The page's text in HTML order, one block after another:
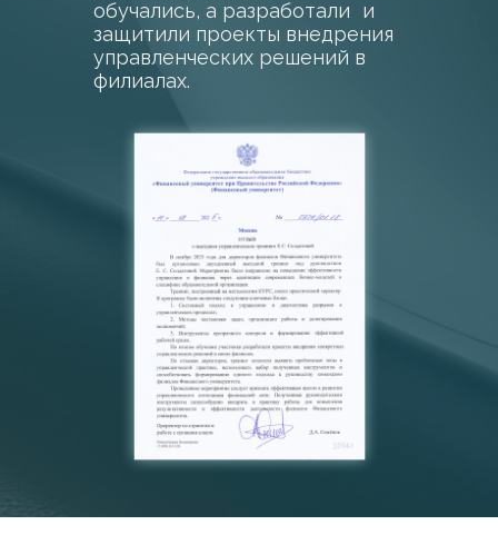
обучались, а разработали и
защитили проекты внедрения
управленческих решений в
филиалах.